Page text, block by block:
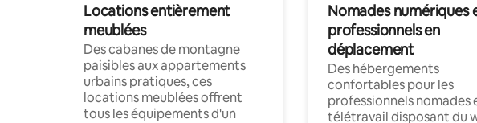
Locations entièrement
meublées
Des cabanes de montagne
paisibles aux appartements
urbains pratiques, ces
locations meublées offrent
tous les équipements d'un
Nomades numériques
professionnels en
déplacement
Des hébergements
confortables pour les
professionnels nomades
télétravail disposant du